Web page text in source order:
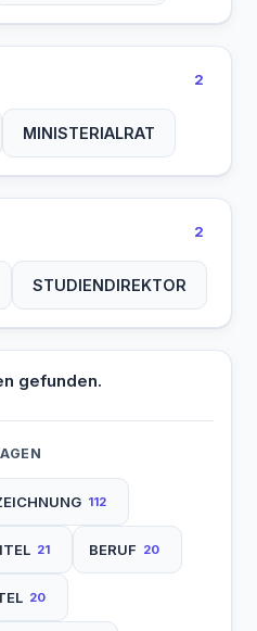
2
MINISTERIALRAT
2
STUDIENDIREKTOR
gefunden.
112
21 BERUF 20
20